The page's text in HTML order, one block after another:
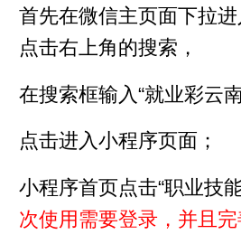
首先在微信主页面下拉进
点击右上角的搜索，
在搜索框输入“就业彩云
点击进入小程序页面；
小程序首页点击“职业技
次使用需要登录，并且